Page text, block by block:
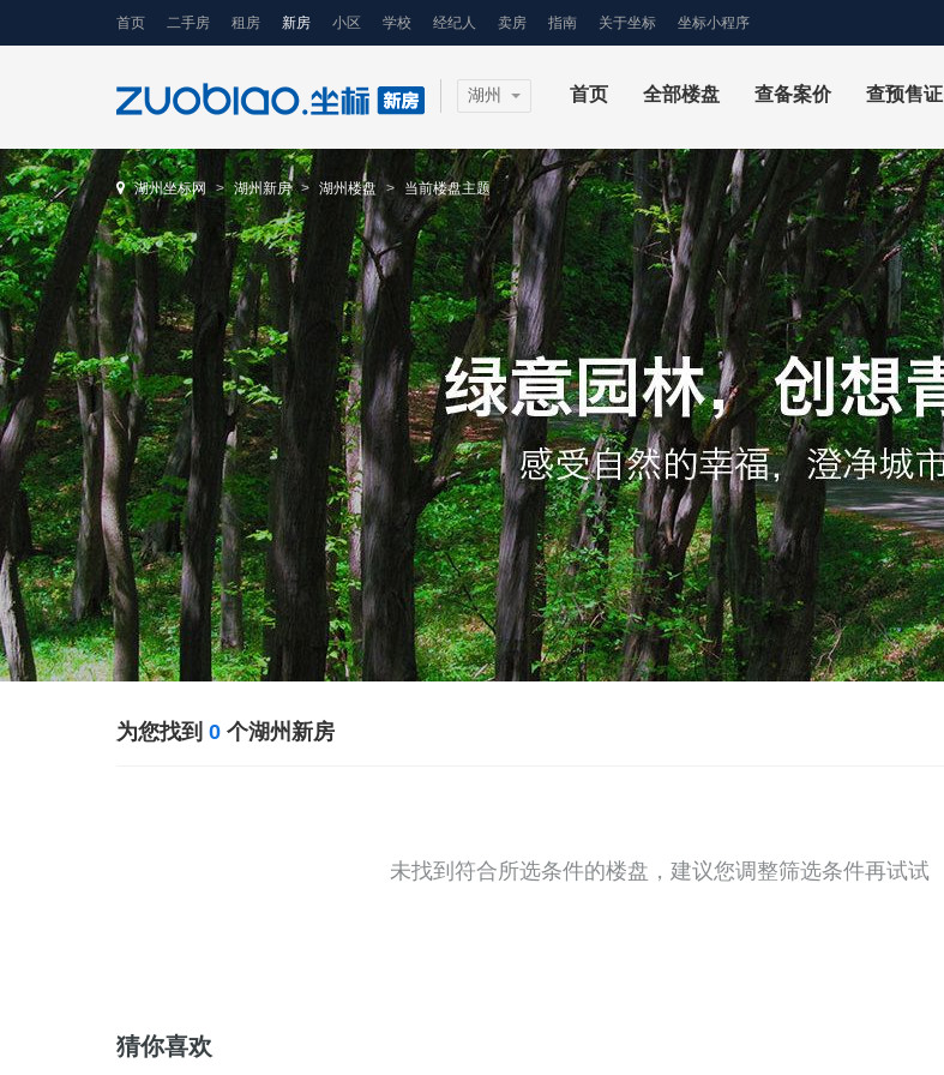
首页 二手房 租房 新房 小区 学校 经纪人 卖房 指南 关于坐标 坐标小程序
湖州 首页 全部楼盘 查备案价 查预售证
湖州坐标网 湖州新房 湖州楼盘 当前楼盘主题
为您找到 0 个湖州新房
未找到符合所选条件的楼盘，建议您调整筛选条件再试试
猜你喜欢